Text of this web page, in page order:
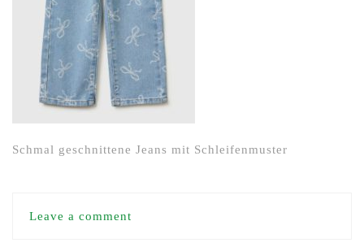
Schmal geschnittene Jeans mit Schleifenmuster
Leave a comment